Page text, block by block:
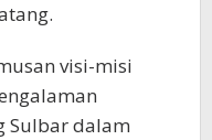
visi-misi
Sulbar dalam